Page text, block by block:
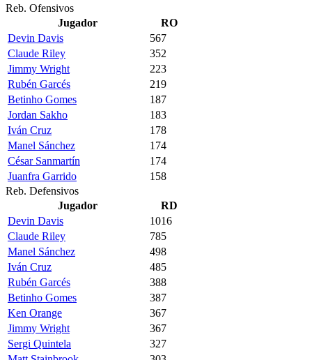
Reb. Ofensivos
Jugador
RO
Devin Davis
567
Claude Riley
352
Jimmy Wright
223
Rubén Garcés
219
Betinho Gomes
187
Jordan Sakho
183
Iván Cruz
178
Manel Sánchez
174
César Sanmartín
174
Juanfra Garrido
158
Reb. Defensivos
Jugador
RD
Devin Davis
1016
Claude Riley
785
Manel Sánchez
498
Iván Cruz
485
Rubén Garcés
388
Betinho Gomes
387
Ken Orange
367
Jimmy Wright
367
Sergi Quintela
327